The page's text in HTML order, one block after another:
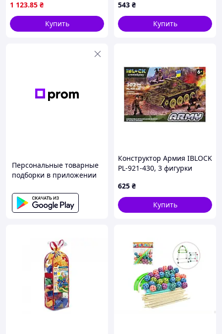
1 123.85 ₴
Купить
543 ₴
Купить
Персональные товарные
подборки в приложении
Конструктор Армия IBLOCK
PL-921-430, 3 фигурки
625 ₴
Купить